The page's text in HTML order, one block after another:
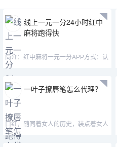
线上一元一分24小时红中
麻将跑得快
简介：红中麻将一元一分APP方式：认
准微—mj33656—mimi15
一叶子撩唇笔怎么代理？
口红，随同着女人的历史，装点着女人
的生活，丰厚着女人的文